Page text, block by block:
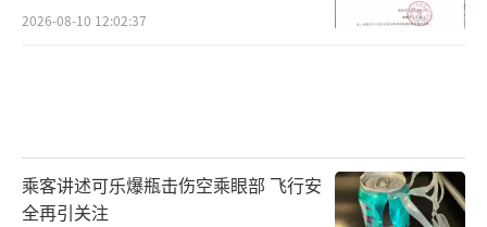
2026-08-10 12:02:37
乘客讲述可乐爆瓶击伤空乘眼部 飞行安
全再引关注